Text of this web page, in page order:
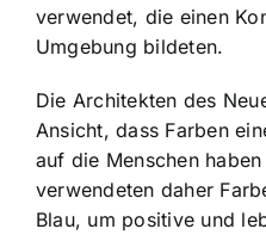
verwendet, die einen
Umgebung bildeten.
Die Architekten des
Ansicht, dass Farben
auf die Menschen
verwendeten daher
Blau, um positive und